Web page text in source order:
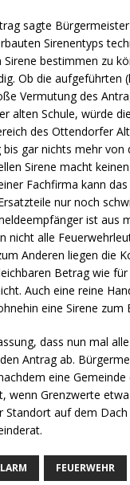
sagte
Sirenentyps
bestimmen zu
Ob die aufgeführten
Vermutung des
alten Schule, würde
des Ottendorfer
gar nichts mehr von
Sirene macht
Fachfirma kann
nur noch
ist aus
nicht alle
Anderen liegen die
Betrag wie
Auch eine reine
eine Sirene zum
dass nun mal
Antrag ab.
eine
wenn Grenzwerte
auf dem
FEUERWEHR